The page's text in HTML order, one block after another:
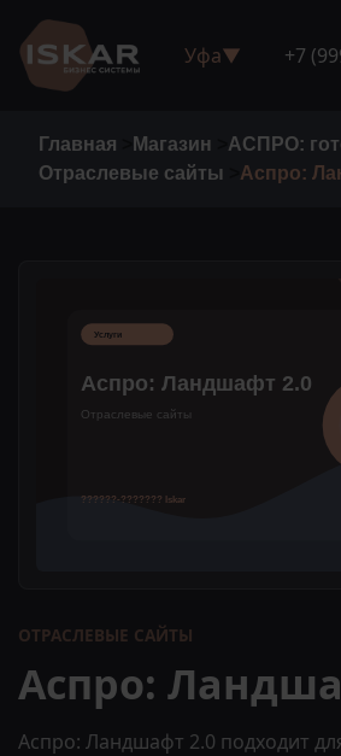
Уфа▼ +7
Главная Магазин АСПРО:
Отраслевые сайты
Аспро:
ОТРАСЛЕВЫЕ САЙТЫ
Аспро:
Аспро: Ландшафт 2.0 подходит